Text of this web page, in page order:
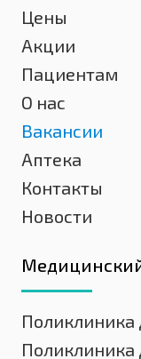
Цены
Акции
Пациентам
О нас
Вакансии
Аптека
Контакты
Новости
Поликлиника
Поликлиника